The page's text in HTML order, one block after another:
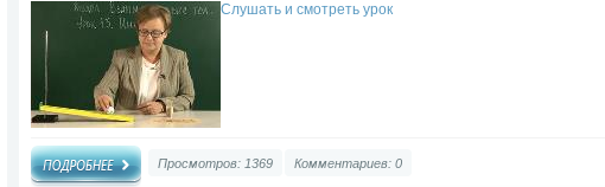
Слушать и смотреть урок
Просмотров: 1369 Комментариев: 0